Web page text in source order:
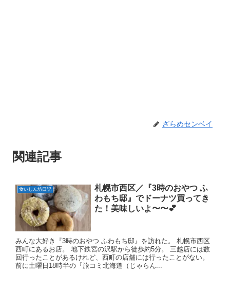
ざらめセンベイ
関連記事
食いしん坊日記
札幌市西区／『3時のおやつ ふ
わもち邸』でドーナツ買ってき
た！美味しいよ〜〜💕
みんな大好き『3時のおやつ ふわもち邸』を訪れた。 札幌市西区
西町にあるお店。 地下鉄宮の沢駅から徒歩約5分。 三越店には数
回行ったことがあるけれど、西町の店舗には行ったことがない。
前に土曜日18時半の『旅コミ北海道（じゃらん...